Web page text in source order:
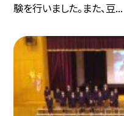
験を行いました。また、豆...